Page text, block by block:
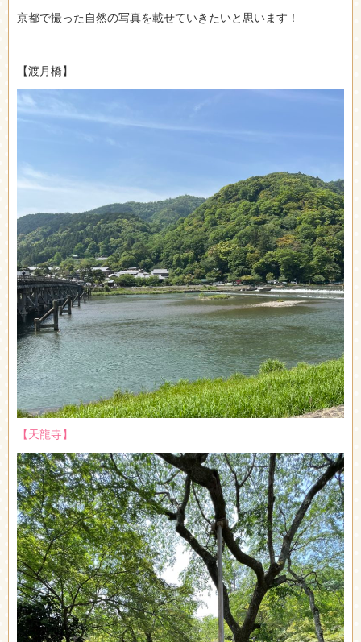
京都で撮った自然の写真を載せていきたいと思います！
【渡月橋】
【天龍寺】